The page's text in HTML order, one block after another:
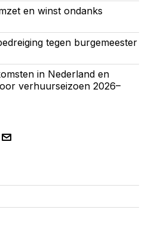
en winst ondanks
tegen burgemeester
in Nederland en
verhuurseizoen 2026–